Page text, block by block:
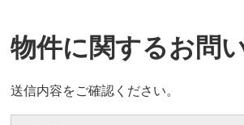
物件に関するお問
送信内容をご確認ください。